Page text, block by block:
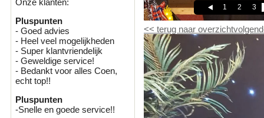
Onze klanten:
Pluspunten
- Goed advies
- Heel veel mogelijkheden
- Super klantvriendelijk
- Geweldige service!
- Bedankt voor alles Coen,
echt top!!
Pluspunten
-Snelle en goede service!!
1 2 3
<< terug naar overzicht